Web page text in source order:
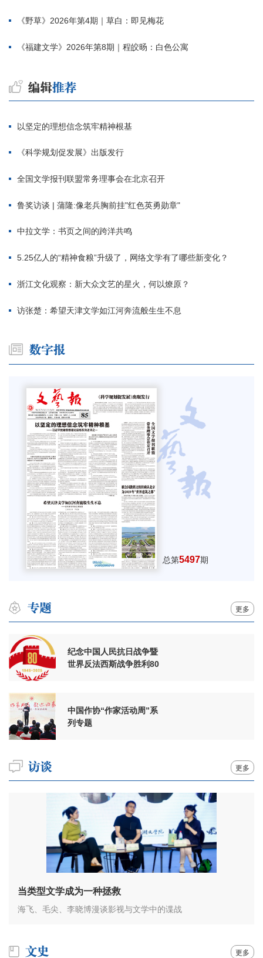
《野草》2026年第4期｜草白：即见梅花
《福建文学》2026年第8期｜程皎旸：白色公寓
以坚定的理想信念筑牢精神根基
《科学规划促发展》出版发行
全国文学报刊联盟常务理事会在北京召开
鲁奖访谈 | 蒲隆:像老兵胸前挂"红色英勇勋章"
中拉文学：书页之间的跨洋共鸣
5.25亿人的“精神食粮”升级了，网络文学有了哪些新变化？
浙江文化观察：新大众文艺的星火，何以燎原？
访张楚：希望天津文学如江河奔流般生生不息
总第5497期
更多
纪念中国人民抗日战争暨
世界反法西斯战争胜利80
中国作协“作家活动周”系
列专题
更多
当类型文学成为一种拯救
海飞、毛尖、李晓博漫谈影视与文学中的谍战
更多